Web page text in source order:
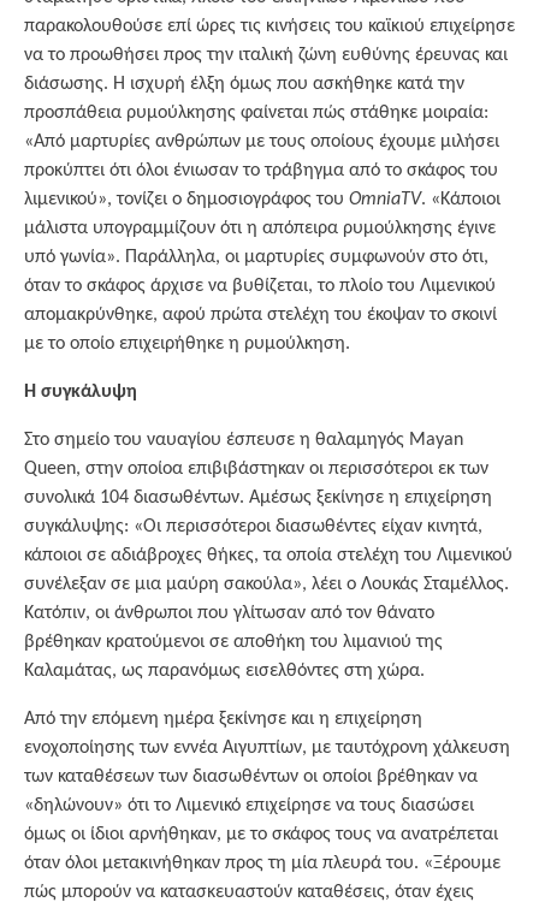
παρακολουθούσε επί ώρες τις κινήσεις του καϊκιού επιχείρησε
να το προωθήσει προς την ιταλική ζώνη ευθύνης έρευνας και
διάσωσης. Η ισχυρή έλξη όμως που ασκήθηκε κατά την
προσπάθεια ρυμούλκησης φαίνεται πώς στάθηκε μοιραία:
«Από μαρτυρίες ανθρώπων με τους οποίους έχουμε μιλήσει
προκύπτει ότι όλοι ένιωσαν το τράβηγμα από το σκάφος του
λιμενικού», τονίζει ο δημοσιογράφος του OmniaTV. «Κάποιοι
μάλιστα υπογραμμίζουν ότι η απόπειρα ρυμούλκησης έγινε
υπό γωνία». Παράλληλα, οι μαρτυρίες συμφωνούν στο ότι,
όταν το σκάφος άρχισε να βυθίζεται, το πλοίο του Λιμενικού
απομακρύνθηκε, αφού πρώτα στελέχη του έκοψαν το σκοινί
με το οποίο επιχειρήθηκε η ρυμούλκηση.
Η συγκάλυψη
Στο σημείο του ναυαγίου έσπευσε η θαλαμηγός Mayan
Queen, στην οποίοα επιβιβάστηκαν οι περισσότεροι εκ των
συνολικά 104 διασωθέντων. Αμέσως ξεκίνησε η επιχείρηση
συγκάλυψης: «Οι περισσότεροι διασωθέντες είχαν κινητά,
κάποιοι σε αδιάβροχες θήκες, τα οποία στελέχη του Λιμενικού
συνέλεξαν σε μια μαύρη σακούλα», λέει ο Λουκάς Σταμέλλος.
Κατόπιν, οι άνθρωποι που γλίτωσαν από τον θάνατο
βρέθηκαν κρατούμενοι σε αποθήκη του λιμανιού της
Καλαμάτας, ως παρανόμως εισελθόντες στη χώρα.
Από την επόμενη ημέρα ξεκίνησε και η επιχείρηση
ενοχοποίησης των εννέα Αιγυπτίων, με ταυτόχρονη χάλκευση
των καταθέσεων των διασωθέντων οι οποίοι βρέθηκαν να
«δηλώνουν» ότι το Λιμενικό επιχείρησε να τους διασώσει
όμως οι ίδιοι αρνήθηκαν, με το σκάφος τους να ανατρέπεται
όταν όλοι μετακινήθηκαν προς τη μία πλευρά του. «Ξέρουμε
πώς μπορούν να κατασκευαστούν καταθέσεις, όταν έχεις